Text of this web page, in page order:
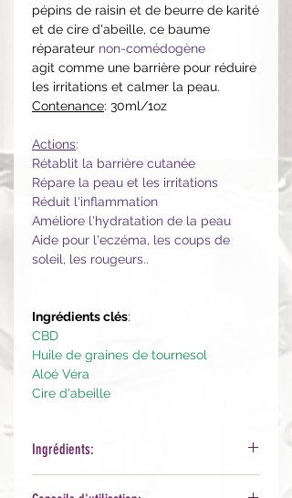
pépins de raisin et de beurre de karité
et de cire d'abeille, ce baume
réparateur non-comédogène
agit comme une barrière pour réduire
les irritations et calmer la peau.
Contenance: 30ml/1oz
Actions:
Rétablit la barrière cutanée
Répare la peau et les irritations
Réduit l'inflammation
Améliore l'hydratation de la peau
Aide pour l'eczéma, les coups de
soleil, les rougeurs..
Ingrédients clés:
CBD
Huile de graines de tournesol
Aloé Véra
Cire d'abeille
Ingrédients: